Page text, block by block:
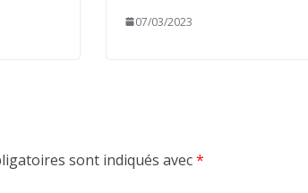
07/03/2023
sont indiqués avec*